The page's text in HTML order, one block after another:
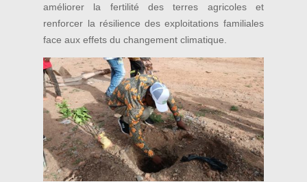
améliorer la fertilité des terres agricoles et
renforcer la résilience des exploitations familiales
face aux effets du changement climatique.